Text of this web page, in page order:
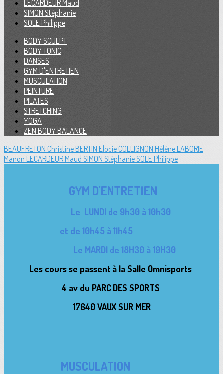
LECARDEUR Maud
SIMON Stéphanie
SOLE Philippe
BODY SCULPT
BODY TONIC
DANSES
GYM D'ENTRETIEN
MUSCULATION
PEINTURE
PILATES
STRETCHING
YOGA
ZEN BODY BALANCE
BEAUFRETON Christine BERTIN ElodieCOLLIGNON Héléne LABORIE
Manon LECARDEUR Maud SIMON StéphanieSOLE Philippe
GYM D'ENTRETIEN
Le LUNDI de 9h30 à 10h30
et de 10h45 à 11h45
Le MARDI de 18H30 à 19H30
Les cours se passent à la Salle Omnisports
4 av du PARC DES SPORTS
17640 VAUX SUR MER
MUSCULATION